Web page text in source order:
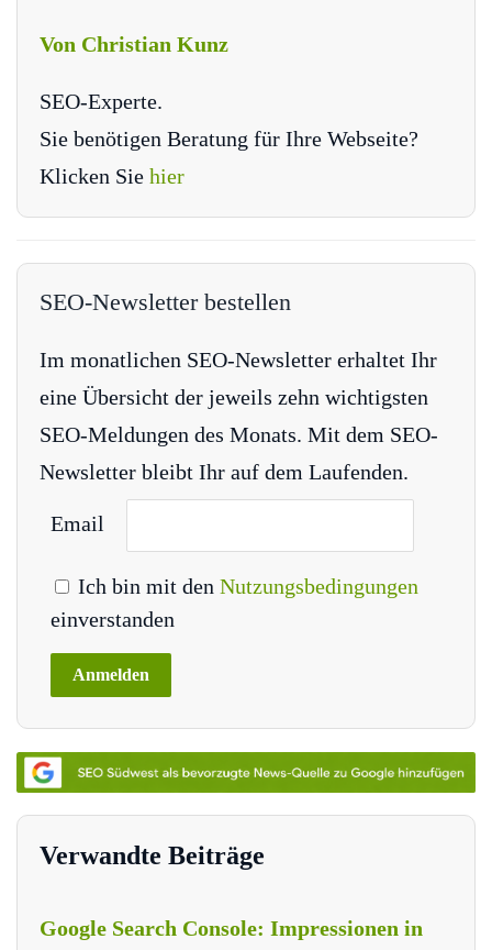
Von Christian Kunz
SEO-Experte.
Sie benötigen Beratung für Ihre Webseite?
Klicken Sie hier
SEO-Newsletter bestellen
Im monatlichen SEO-Newsletter erhaltet Ihr
eine Übersicht der jeweils zehn wichtigsten
SEO-Meldungen des Monats. Mit dem SEO-
Newsletter bleibt Ihr auf dem Laufenden.
Email
Ich bin mit den Nutzungsbedingungen
einverstanden
Verwandte Beiträge
Google Search Console: Impressionen in